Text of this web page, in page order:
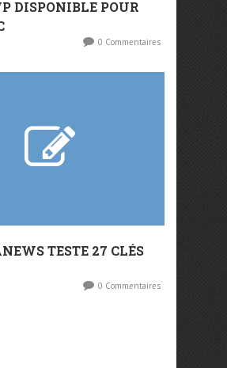
DISPONIBLE POUR
0 Commentaires
TESTE 27 CLÉS
0 Commentaires